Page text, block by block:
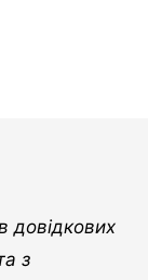
довідкових
з